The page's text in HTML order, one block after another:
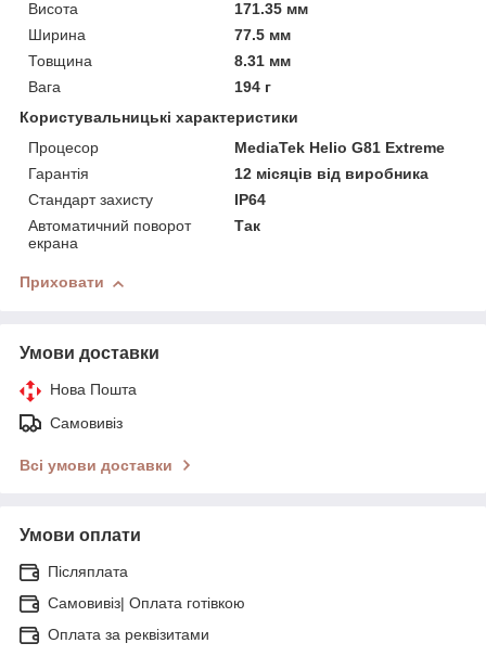
Висота
171.35 мм
Ширина
77.5 мм
Товщина
8.31 мм
Вага
194 г
Користувальницькі характеристики
Процесор
MediaTek Helio G81 Extreme
Гарантія
12 місяців від виробника
Стандарт захисту
IP64
Автоматичний поворот
екрана
Так
Приховати
Умови доставки
Нова Пошта
Самовивіз
Всі умови доставки
Умови оплати
Післяплата
Самовивіз| Оплата готівкою
Оплата за реквізитами